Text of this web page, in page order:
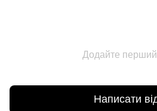
Додайте перший
Написати